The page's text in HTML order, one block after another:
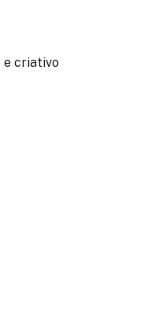
e criativo